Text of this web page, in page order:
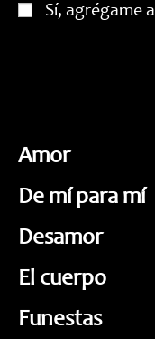
Sí, agrégame
Amor
De mí para mí
Desamor
El cuerpo
Funestas